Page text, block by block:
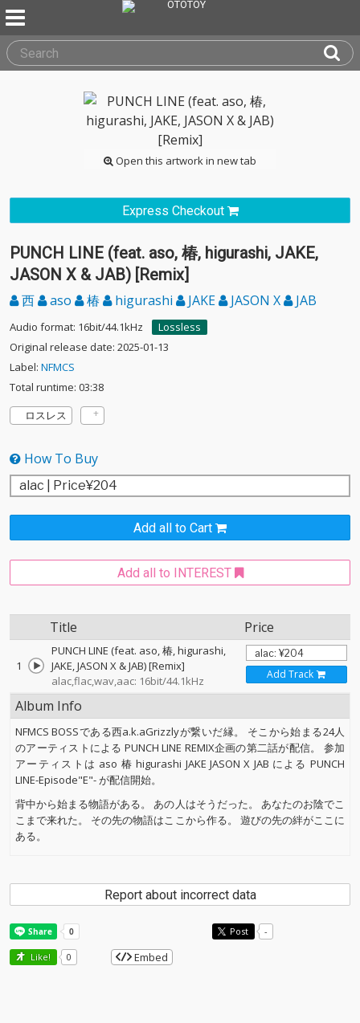
Open this artwork in new tab
Express Checkout
PUNCH LINE (feat. aso, 椿, higurashi, JAKE,
JASON X & JAB) [Remix]
西 aso 椿 higurashi JAKE JASON X JAB
Audio format: 16bit/44.1kHz
Lossless
Original release date: 2025-01-13
Label: NFMCS
Total runtime: 03:38
ロスレス
How To Buy
Add all to Cart
Add all to INTEREST
Title Price
1
PUNCH LINE (feat. aso, 椿, higurashi,
JAKE, JASON X & JAB) [Remix]
alac,flac,wav,aac: 16bit/44.1kHz
Add Track
Album Info
NFMCS BOSSである西a.k.aGrizzlyが繋いだ縁。 そこから始まる24人
のアーティストによる PUNCH LINE REMIX企画の第二話が配信。 参加
アーティストは aso 椿 higurashi JAKE JASON X JAB による PUNCH
LINE-Episode"E"- が配信開始。
背中から始まる物語がある。 あの人はそうだった。 あなたのお陰でこ
こまで来れた。 その先の物語はここから作る。 遊びの先の絆がここに
ある。
Report about incorrect data
Post -
Like! 0 Embed